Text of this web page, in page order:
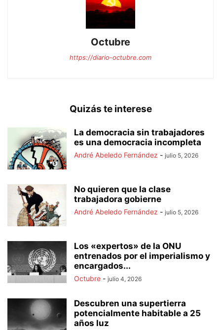
Octubre
https://diario-octubre.com
Quizás te interese
La democracia sin trabajadores
es una democracia incompleta
André Abeledo Fernández - julio 5, 2026
No quieren que la clase
trabajadora gobierne
André Abeledo Fernández - julio 5, 2026
Los «expertos» de la ONU
entrenados por el imperialismo y
encargados...
Octubre - julio 4, 2026
Descubren una supertierra
potencialmente habitable a 25
años luz